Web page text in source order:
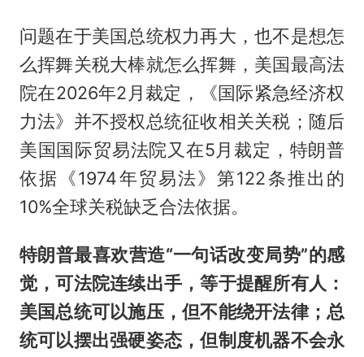
问题在于美国总统权力再大，也不是想怎
么挥舞关税大棒就怎么挥舞，美国最高法
院在2026年2月裁定，《国际紧急经济权
力法》并不授权总统征收相关关税；随后
美国国际贸易法院又在5月裁定，特朗普
依据《1974年贸易法》第122条推出的
10%全球关税缺乏合法依据。
特朗普最喜欢营造“一句话改变局势”的感
觉，可法院连续出手，等于提醒所有人：
美国总统可以施压，但不能绕开法律；总
统可以摆出强硬姿态，但制度机器不会永